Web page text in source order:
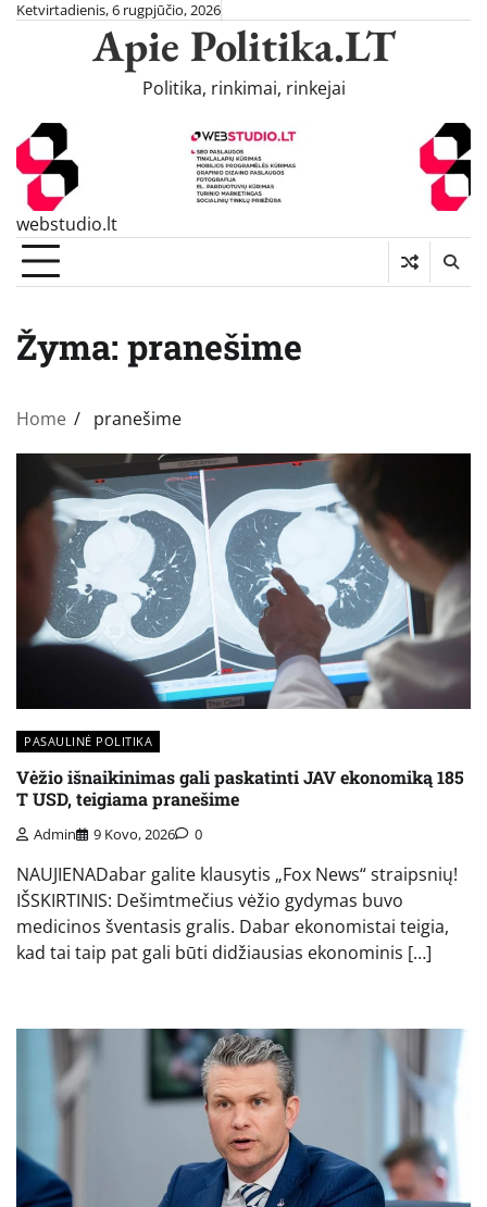
SkipKetvirtadienis, 6 rugpjūčio, 2026
Apie Politika.LT
Politika, rinkimai, rinkejai
webstudio.lt
Žyma: pranešime
Home pranešime
PASAULINĖ POLITIKA
Vėžio išnaikinimas gali paskatinti JAV ekonomiką 185
T USD, teigiama pranešime
Admin 9 Kovo, 2026 0
NAUJIENADabar galite klausytis „Fox News“ straipsnių!
IŠSKIRTINIS: Dešimtmečius vėžio gydymas buvo
medicinos šventasis gralis. Dabar ekonomistai teigia,
kad tai taip pat gali būti didžiausias ekonominis […]